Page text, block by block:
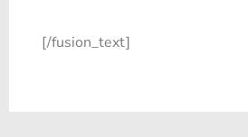
[/fusion_text]